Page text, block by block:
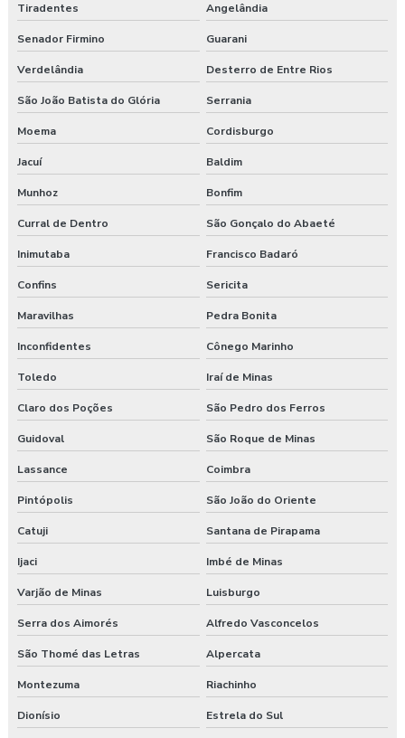
Tiradentes Angelândia
Senador Firmino Guarani
Verdelândia Desterro de Entre Rios
São João Batista do Glória Serrania
Moema Cordisburgo
Jacuí Baldim
Munhoz Bonfim
Curral de Dentro São Gonçalo do Abaeté
Inimutaba Francisco Badaró
Confins Sericita
Maravilhas Pedra Bonita
Inconfidentes Cônego Marinho
Toledo Iraí de Minas
Claro dos Poções São Pedro dos Ferros
Guidoval São Roque de Minas
Lassance Coimbra
Pintópolis São João do Oriente
Catuji Santana de Pirapama
Ijaci Imbé de Minas
Varjão de Minas Luisburgo
Serra dos Aimorés Alfredo Vasconcelos
São Thomé das Letras Alpercata
Montezuma Riachinho
Dionísio Estrela do Sul